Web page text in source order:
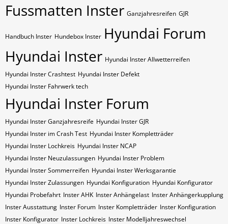
Fussmatten Inster Ganzjahresreifen GJR
Handbuch Inster Hundebox Inster Hyundai Forum
Hyundai Inster Hyundai Inster Allwetterreifen
Hyundai Inster Crashtest Hyundai Inster Defekt
Hyundai Inster Fahrwerk tech
Hyundai Inster Forum
Hyundai Inster Ganzjahresreife Hyundai Inster GJR
Hyundai Inster im Crash Test Hyundai Inster Kompletträder
Hyundai Inster Lochkreis Hyundai Inster NCAP
Hyundai Inster Neuzulassungen Hyundai Inster Problem
Hyundai Inster Sommerreifen Hyundai Inster Werksgarantie
Hyundai Inster Zulassungen Hyundai Konfiguration Hyundai Konfigurator
Hyundai Probefahrt Inster AHK Inster Anhängelast Inster Anhängerkupplung
Inster Ausstattung Inster Forum Inster Kompletträder Inster Konfiguration
Inster Konfigurator Inster Lochkreis Inster Modelljahreswechsel